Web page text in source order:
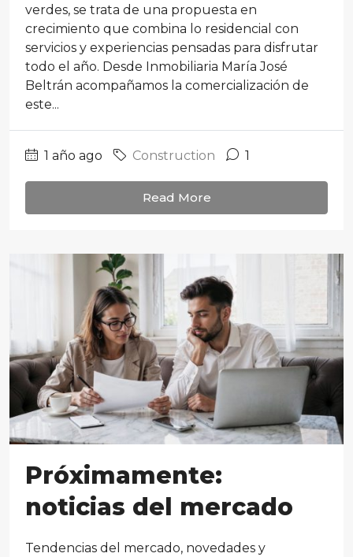
verdes, se trata de una propuesta en
crecimiento que combina lo residencial con
servicios y experiencias pensadas para disfrutar
todo el año. Desde Inmobiliaria María José
Beltrán acompañamos la comercialización de
este...
1 año ago Construction 1
Read More
Próximamente:
noticias del mercado
Tendencias del mercado, novedades y